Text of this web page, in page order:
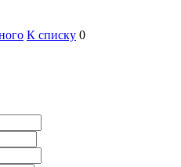
К списку 0